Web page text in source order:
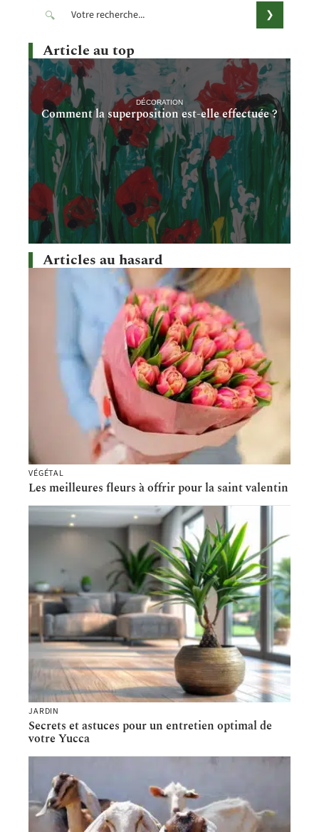
Article au top
DÉCORATION
Comment la superposition est-elle effectuée ?
Articles au hasard
VÉGÉTAL
Les meilleures fleurs à offrir pour la saint valentin
JARDIN
Secrets et astuces pour un entretien optimal de
votre Yucca